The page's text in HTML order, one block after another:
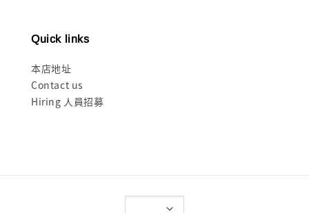
Quick links
本店地址
Contact us
Hiring 人員招募